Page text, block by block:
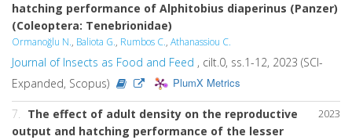
hatching performance of Alphitobius diaperinus (Panzer)
(Coleoptera: Tenebrionidae)
Ormanoğlu N., Baliota G., Rumbos C., Athanassiou C.
Journal of Insects as Food and Feed , cilt.0, ss.1-12, 2023 (SCI-
Expanded, Scopus)
PlumX Metrics
2023
7. The effect of adult density on the reproductive
output and hatching performance of the lesser